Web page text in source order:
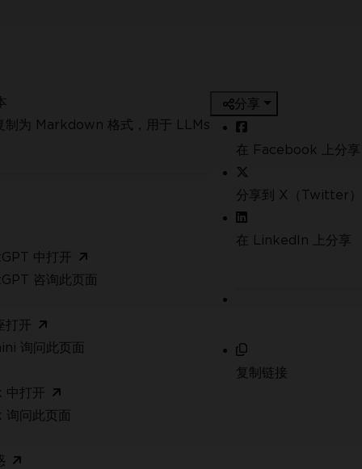
制为 Markdown 格式，用于 LLMs
中打开
咨询此页面
打开
询问此页面
中打开
询问此页面
分享
在 Facebook 上分享
分享到 X（Twitter）
在 LinkedIn 上分享
复制链接